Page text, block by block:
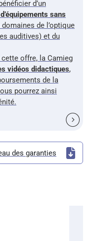
d’un
sans
de l’optique
auditives) et du
offre, la Camieg
vidéos didactiques,
de la
pourrez ainsi
des garanties